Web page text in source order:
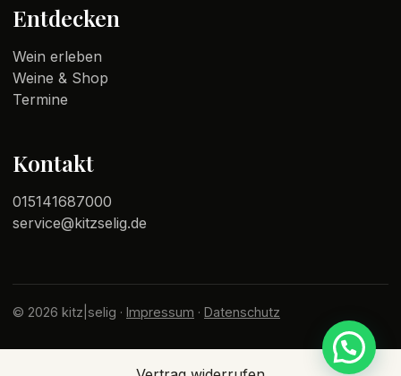
Entdecken
Wein erleben
Weine & Shop
Termine
Kontakt
015141687000
service@kitzselig.de
© 2026 kitz|selig · Impressum · Datenschutz